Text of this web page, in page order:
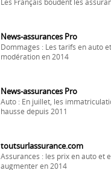
Les Français boudent les
News-assurances Pro
Dommages : Les tarifs en auto
modération en 2014
News-assurances Pro
Auto : En juillet, les
hausse depuis 2011
toutsurlassurance.com
Assurances : les prix en auto et
augmenter en 2014